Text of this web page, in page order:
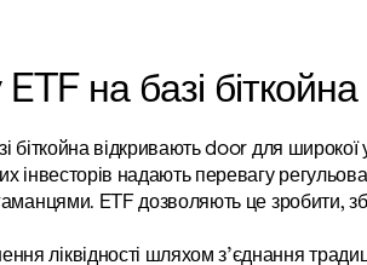
на базі
біткойна відкривають door для широкої
інвесторів надають перевагу
ETF дозволяють це зробити,
ліквідності шляхом з’єднання